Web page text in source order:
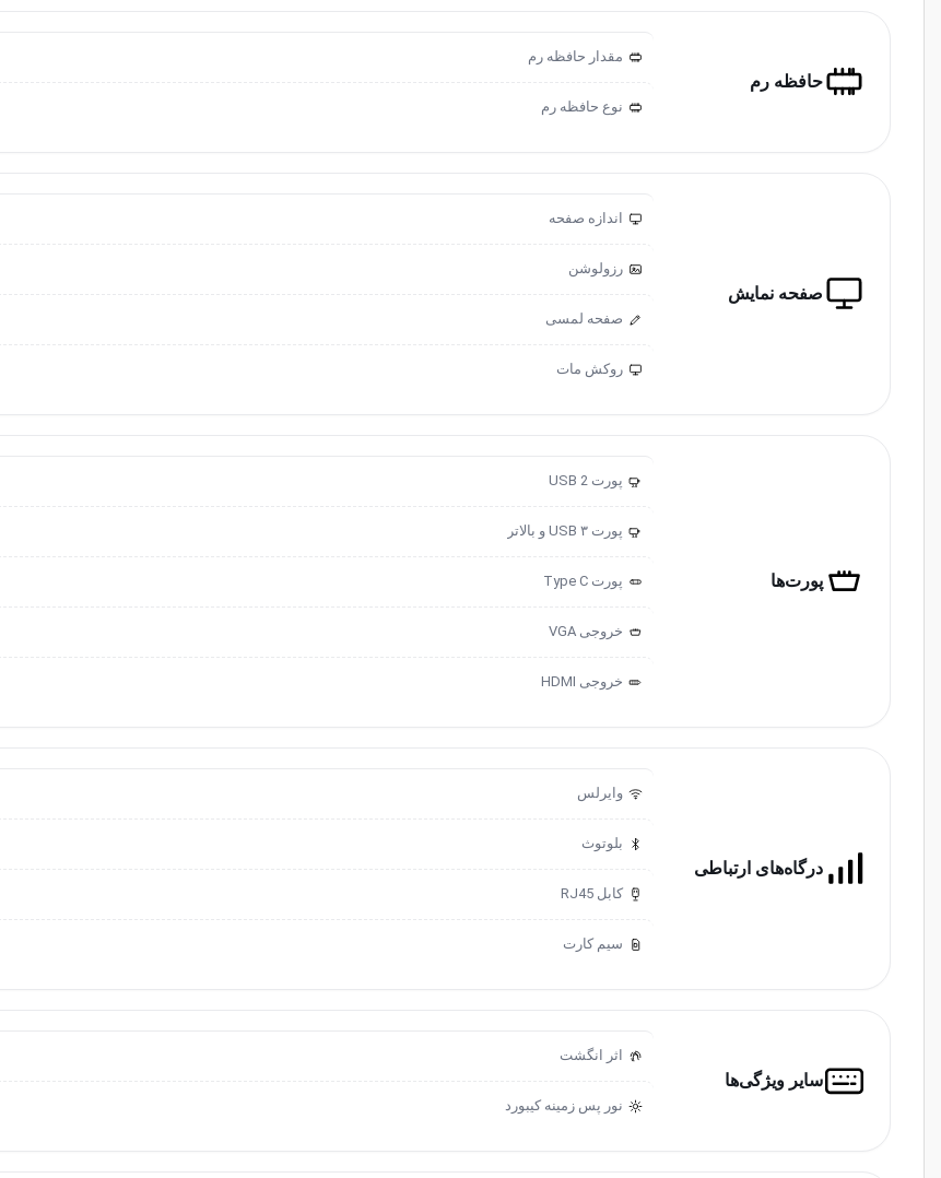
حافظه رم
مقدار حافظه رم
نوع حافظه رم
صفحه نمایش
اندازه صفحه
رزولوشن
صفحه لمسی
روکش مات
پورت‌ها
2.0 پورت USB 2
3.0 پورت USB ۳ و ‌‌بالاتر
پورت ‌‌Type C
خروجی ‌VGA
خروجی HDMI
درگاه‌های ارتباطی
وایرلس
بلوتوث
کابل RJ45
سیم کارت
سایر ویژگی‌ها
اثر انگشت
نور پس زمینه کیبورد